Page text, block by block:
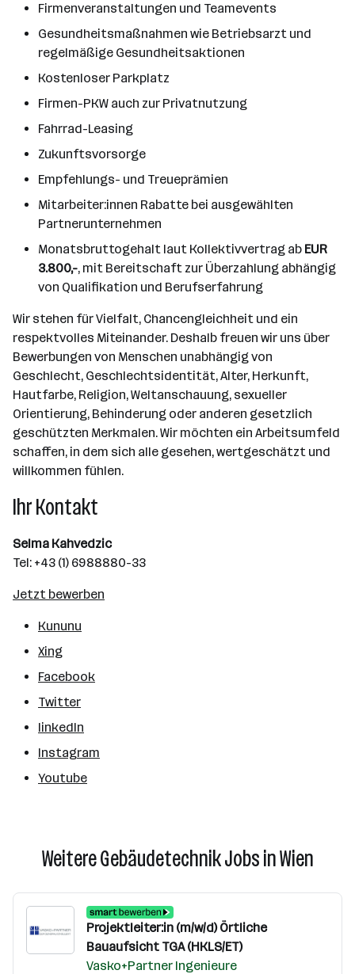
Firmenveranstaltungen und Teamevents
Gesundheitsmaßnahmen wie Betriebsarzt und
regelmäßige Gesundheitsaktionen
Kostenloser Parkplatz
Firmen-PKW auch zur Privatnutzung
Fahrrad-Leasing
Zukunftsvorsorge
Empfehlungs- und Treueprämien
Mitarbeiter:innen Rabatte bei ausgewählten
Partnerunternehmen
Monatsbruttogehalt laut Kollektivvertrag ab EUR
3.800,-, mit Bereitschaft zur Überzahlung abhängig
von Qualifikation und Berufserfahrung
Wir stehen für Vielfalt, Chancengleichheit und ein
respektvolles Miteinander. Deshalb freuen wir uns über
Bewerbungen von Menschen unabhängig von
Geschlecht, Geschlechtsidentität, Alter, Herkunft,
Hautfarbe, Religion, Weltanschauung, sexueller
Orientierung, Behinderung oder anderen gesetzlich
geschützten Merkmalen. Wir möchten ein Arbeitsumfeld
schaffen, in dem sich alle gesehen, wertgeschätzt und
willkommen fühlen.
Ihr Kontakt
Selma Kahvedzic
Tel: +43 (1) 6988880-33
Jetzt bewerben
Kununu
Xing
Facebook
Twitter
linkedIn
Instagram
Youtube
Weitere Gebäudetechnik Jobs in Wien
Projektleiter:in (m/w/d) Örtliche
Bauaufsicht TGA (HKLS/ET)
Vasko+Partner Ingenieure